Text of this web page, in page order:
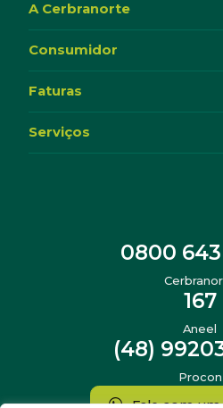
A Cerbranorte
Consumidor
Faturas
Serviços
0800
167
Aneel
(48)
Procon